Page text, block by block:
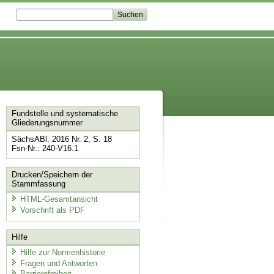
Fundstelle und systematische
Gliederungsnummer
SächsABl. 2016 Nr. 2, S. 18
Fsn-Nr.: 240-V16.1
Drucken/Speichern der
Stammfassung
HTML-Gesamtansicht
Vorschrift als PDF
Hilfe
Hilfe zur Normenhistorie
Fragen und Antworten